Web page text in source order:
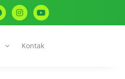
Kontak